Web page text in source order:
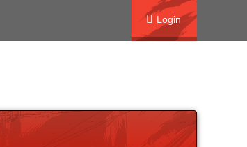
Login